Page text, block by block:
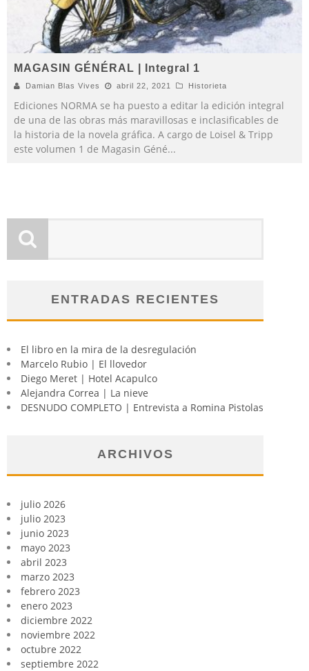
MAGASIN GÉNÉRAL | Integral 1
Damian Blas Vives abril 22, 2021 Historieta
Ediciones NORMA se ha puesto a editar la edición integral
de una de las obras más maravillosas e inclasificables de
la historia de la novela gráfica. A cargo de Loisel & Tripp
este volumen 1 de Magasin Géné...
ENTRADAS RECIENTES
El libro en la mira de la desregulación
Marcelo Rubio | El llovedor
Diego Meret | Hotel Acapulco
Alejandra Correa | La nieve
DESNUDO COMPLETO | Entrevista a Romina Pistolas
ARCHIVOS
julio 2026
julio 2023
junio 2023
mayo 2023
abril 2023
marzo 2023
febrero 2023
enero 2023
diciembre 2022
noviembre 2022
octubre 2022
septiembre 2022